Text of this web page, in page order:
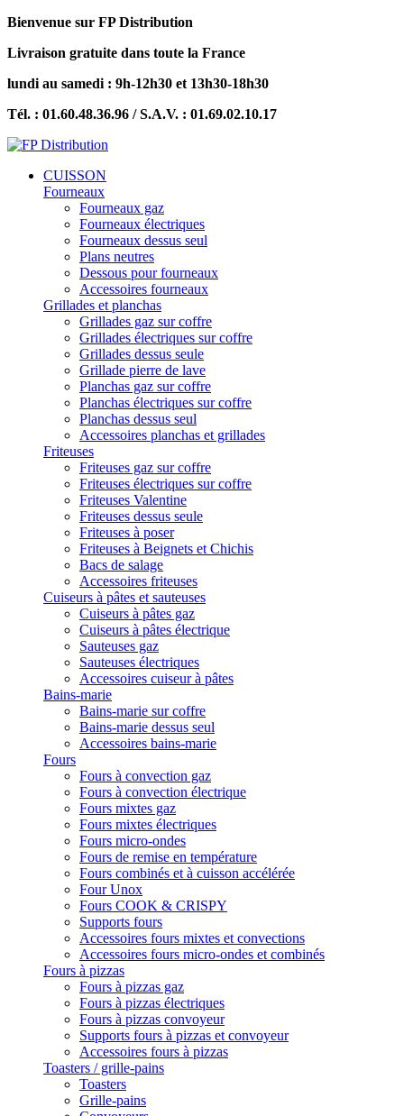
Bienvenue sur FP Distribution
Livraison gratuite dans toute la France
lundi au samedi : 9h-12h30 et 13h30-18h30
Tél. : 01.60.48.36.96 / S.A.V. : 01.69.02.10.17
CUISSON
Fourneaux
Fourneaux gaz
Fourneaux électriques
Fourneaux dessus seul
Plans neutres
Dessous pour fourneaux
Accessoires fourneaux
Grillades et planchas
Grillades gaz sur coffre
Grillades électriques sur coffre
Grillades dessus seule
Grillade pierre de lave
Planchas gaz sur coffre
Planchas électriques sur coffre
Planchas dessus seul
Accessoires planchas et grillades
Friteuses
Friteuses gaz sur coffre
Friteuses électriques sur coffre
Friteuses Valentine
Friteuses dessus seule
Friteuses à poser
Friteuses à Beignets et Chichis
Bacs de salage
Accessoires friteuses
Cuiseurs à pâtes et sauteuses
Cuiseurs à pâtes gaz
Cuiseurs à pâtes électrique
Sauteuses gaz
Sauteuses électriques
Accessoires cuiseur à pâtes
Bains-marie
Bains-marie sur coffre
Bains-marie dessus seul
Accessoires bains-marie
Fours
Fours à convection gaz
Fours à convection électrique
Fours mixtes gaz
Fours mixtes électriques
Fours micro-ondes
Fours de remise en température
Fours combinés et à cuisson accélérée
Four Unox
Fours COOK & CRISPY
Supports fours
Accessoires fours mixtes et convections
Accessoires fours micro-ondes et combinés
Fours à pizzas
Fours à pizzas gaz
Fours à pizzas électriques
Fours à pizzas convoyeur
Supports fours à pizzas et convoyeur
Accessoires fours à pizzas
Toasters / grille-pains
Toasters
Grille-pains